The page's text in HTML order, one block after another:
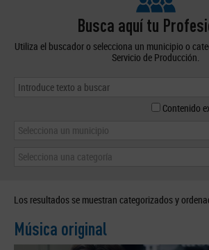
Busca aquí tu
Utiliza el buscador o selecciona un municipio o
Servicio de Producción.
Contenido
Selecciona un municipio
Selecciona una categoría
Los resultados se muestran categorizados y
Música original